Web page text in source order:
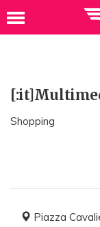
Shopping
Piazza